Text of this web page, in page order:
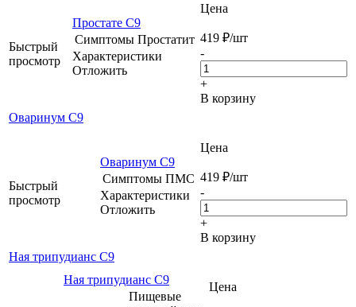
Быстрый
просмотр
Простате C9
Симптомы Простатит
Характеристики
Отложить
Цена
419 ₽/шт
-
+
В корзину
Оваринум C9
Быстрый
просмотр
Оваринум C9
Симптомы ПМС
Характеристики
Отложить
Цена
419 ₽/шт
-
+
В корзину
Ная трипудианс C9
Ная трипудианс C9
Пищевые
Цена